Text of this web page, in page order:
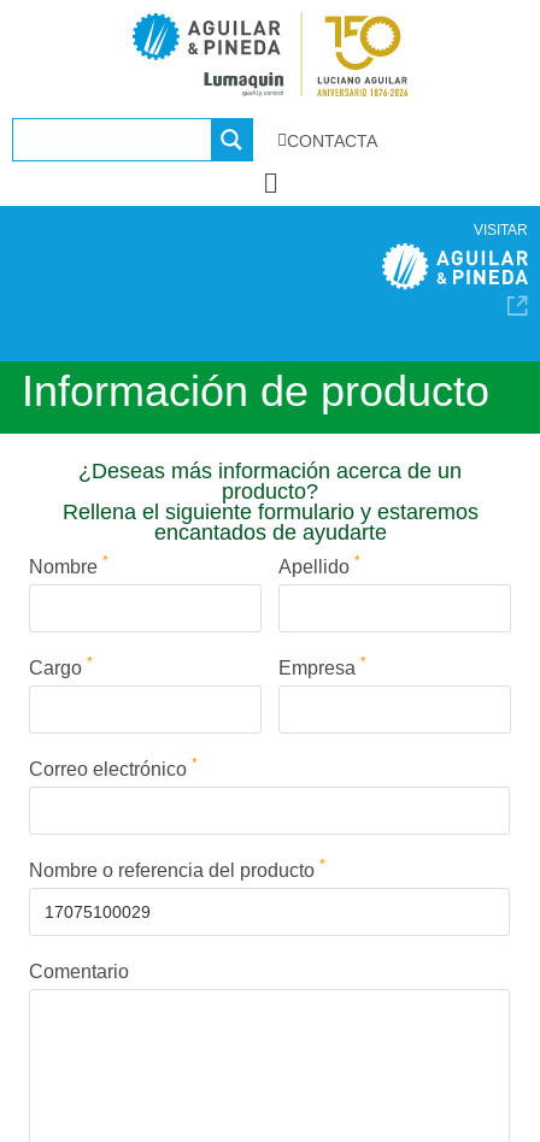
CONTACTA
VISITAR
Información de producto
¿Deseas más información acerca de un
producto?
Rellena el siguiente formulario y estaremos
encantados de ayudarte
Nombre * Apellido *
Cargo * Empresa *
Correo electrónico *
Nombre o referencia del producto *
Comentario